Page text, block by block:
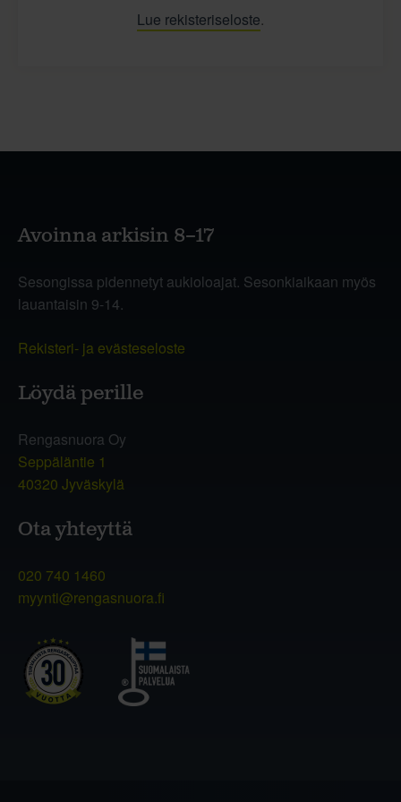
Lue rekisteriseloste.
Avoinna arkisin 8–17
Sesongissa pidennetyt aukioloajat. Sesonkiaikaan myös
lauantaisin 9-14.
Rekisteri- ja evästeseloste
Löydä perille
Rengasnuora Oy
Seppäläntie 1
40320 Jyväskylä
Ota yhteyttä
020 740 1460
myynti@rengasnuora.fi